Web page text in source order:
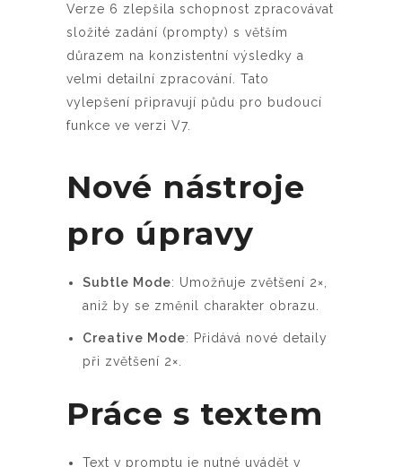
Verze 6 zlepšila schopnost zpracovávat
složité zadání (prompty) s větším
důrazem na konzistentní výsledky a
velmi detailní zpracování. Tato
vylepšení připravují půdu pro budoucí
funkce ve verzi V7.
Nové nástroje
pro úpravy
Subtle Mode: Umožňuje zvětšení 2×,
aniž by se změnil charakter obrazu.
Creative Mode: Přidává nové detaily
při zvětšení 2×.
Práce s textem
Text v promptu je nutné uvádět v